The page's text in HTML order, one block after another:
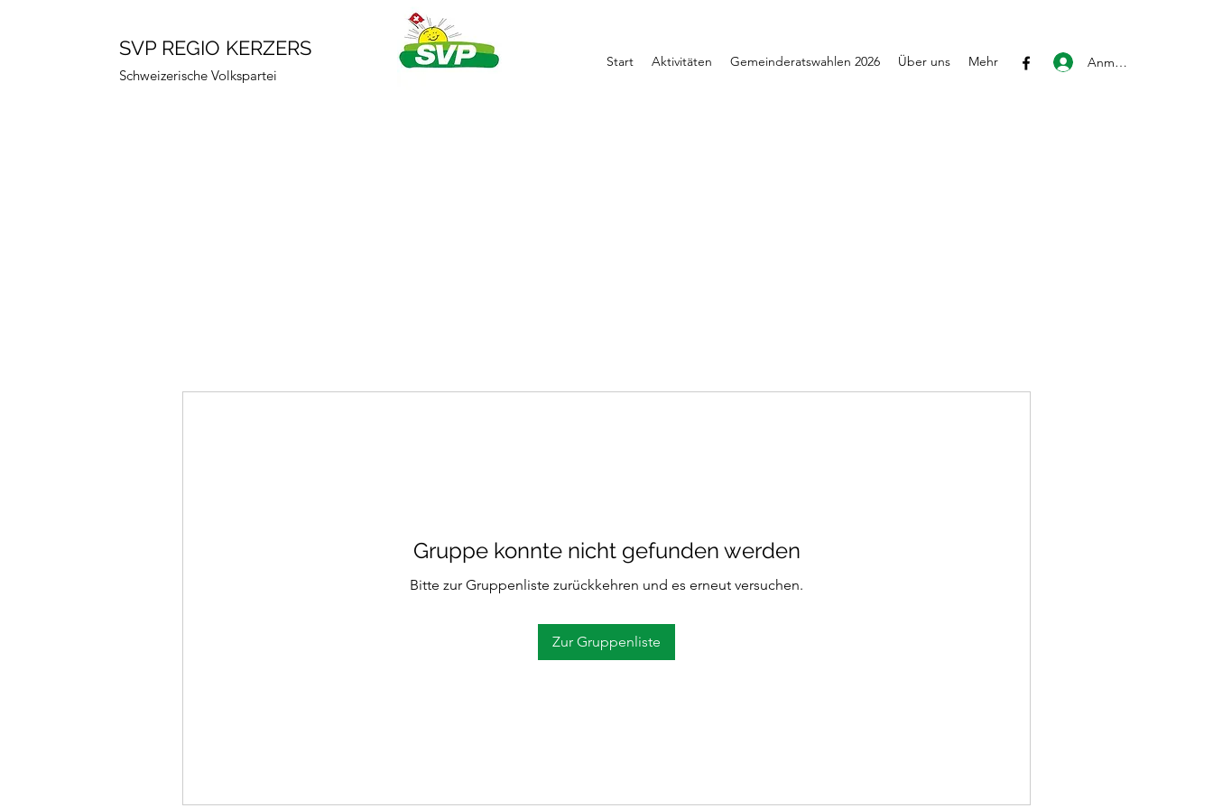
SVP REGIO KERZERS
Schweizerische Volkspartei
Start Aktivitäten Gemeinderatswahlen 2026 Über uns Mehr Anmelden
Gruppe konnte nicht gefunden werden
Bitte zur Gruppenliste zurückkehren und es erneut versuchen.
Zur Gruppenliste